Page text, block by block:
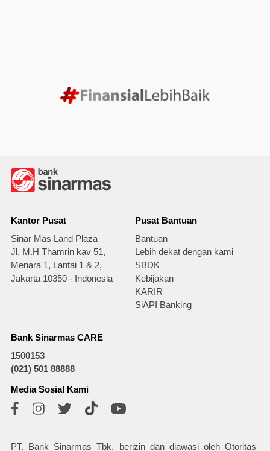
Kantor Pusat
Sinar Mas Land Plaza
Jl. M.H Thamrin kav 51,
Menara 1, Lantai 1 & 2,
Jakarta 10350 - Indonesia
Pusat Bantuan
Bantuan
Lebih dekat dengan kami
SBDK
Kebijakan
KARIR
SiAPI Banking
Bank Sinarmas CARE
1500153
(021) 501 88888
Media Sosial Kami
PT. Bank Sinarmas Tbk. berizin dan diawasi oleh Otoritas